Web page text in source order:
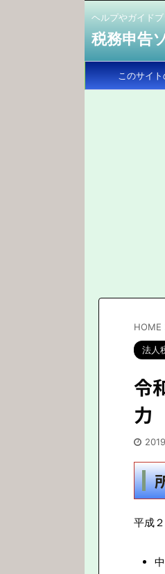
ヘルプやガイド
税務申告
このサイト
HOME
法人
令
力
平成